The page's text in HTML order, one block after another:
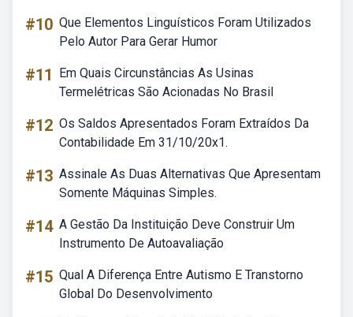
#10 Que Elementos Linguísticos Foram Utilizados
Pelo Autor Para Gerar Humor
#11
Em Quais Circunstâncias As Usinas
Termelétricas São Acionadas No Brasil
#12 Os Saldos Apresentados Foram Extraídos Da
Contabilidade Em 31/10/20x1.
#13 Assinale As Duas Alternativas Que Apresentam
Somente Máquinas Simples.
#14 A Gestão Da Instituição Deve Construir Um
Instrumento De Autoavaliação
#15 Qual A Diferença Entre Autismo E Transtorno
Global Do Desenvolvimento